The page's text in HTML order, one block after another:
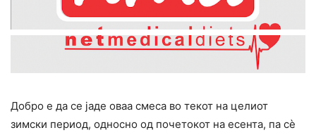
Добро е да се јаде оваа смеса во текот на целиот
зимски период, односно од почетокот на есента, па сè